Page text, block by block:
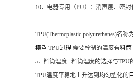
10、电器专用（PU）：消声层、密封
TPU(Thermoplastic polyurethanes)名称
模塑 TPU过程 需要控制的温度有料筒
a．料筒温度 料筒温度的选择与TPU
TPU温度平稳地上升达到均匀塑化的